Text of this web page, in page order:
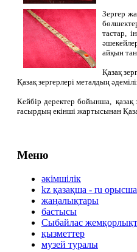
Зергер
тастар,
айқын
Қазақ
Қазақ зергерлері металдың
Кейбір деректер бойынша,
ғасырдың екінші жартысынан
Меню
әкімшілік
kz қазақша - ru орысша
жаңалықтары
бастысы
Сыбайлас
қызметтер
музей туралы